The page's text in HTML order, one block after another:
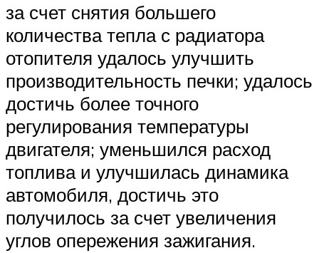
за счет снятия большего
количества тепла с радиатора
отопителя удалось улучшить
производительность печки; удалось
достичь более точного
регулирования температуры
двигателя; уменьшился расход
топлива и улучшилась динамика
автомобиля, достичь это
получилось за счет увеличения
углов опережения зажигания.